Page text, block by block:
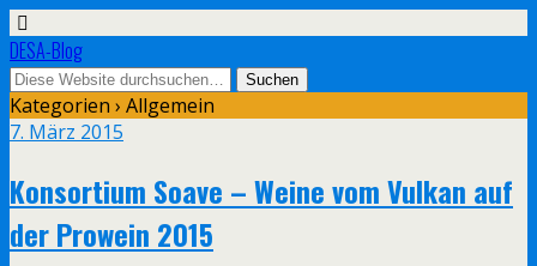
DESA-Blog
Kategorien › Allgemein
7. März 2015
Konsortium Soave – Weine vom Vulkan auf
der Prowein 2015